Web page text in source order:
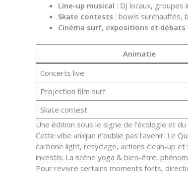
Line-up musical : DJ locaux,
Skate contests : bowls surchauffés,
Cinéma surf, expositions et débats
Animatie
Concerts live
Projection film surf
Skate contest
Une édition sous le signe de l’écologie et
Cette vibe unique n’oublie pas l’avenir. Le
carbone light, recyclage, actions clean-up
investis. La scène yoga & bien-être,
Pour revivre certains moments forts,